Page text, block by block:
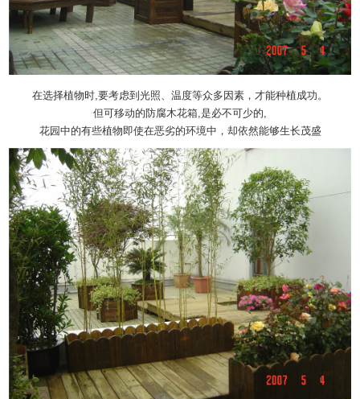
在选择植物时,要考虑到光照、温度等众多因素，才能种植成功。
但可移动的防腐木花箱,是必不可少的,
花园中的有些植物即使在恶劣的环境中，却依然能够生长茂盛